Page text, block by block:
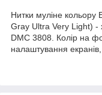
Нитки муліне кольору
Gray Ultra Very Light) -
DMC 3808. Колір на
налаштування